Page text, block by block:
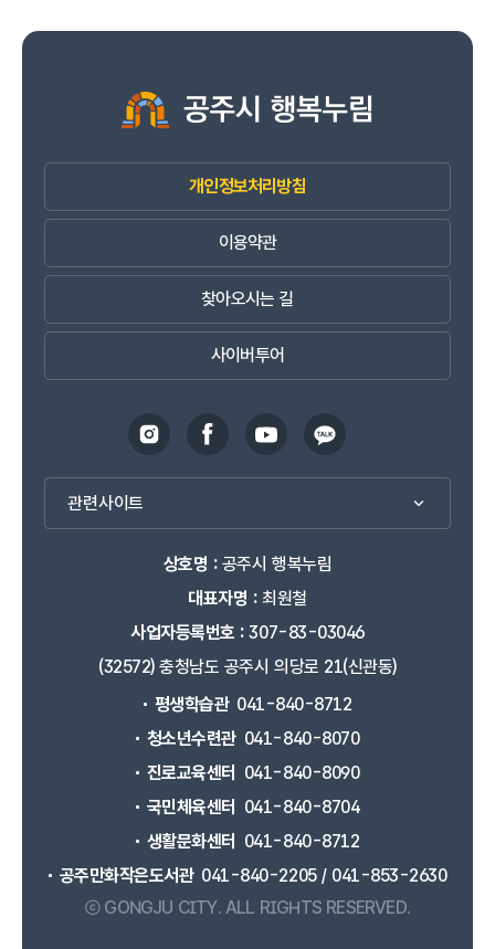
개인정보처리방침
이용약관
찾아오시는 길
사이버투어
관련사이트
상호명 :공주시 행복누림
대표자명 :최원철
사업자등록번호 :307-83-03046
(32572) 충청남도 공주시 의당로 21(신관동)
평생학습관 041-840-8712
청소년수련관 041-840-8070
진로교육센터
041-840-8090
국민체육센터
041-840-8704
생활문화센터
041-840-8712
공주만화작은도서관 041-840-2205 / 041-853-2630
ⓒ GONGJU CITY. ALL RIGHTS RESERVED.